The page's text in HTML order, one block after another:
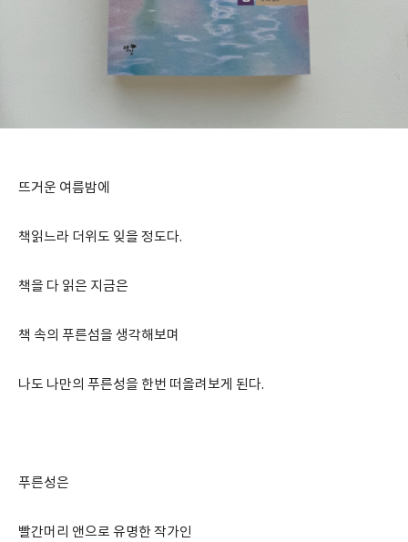
뜨거운 여름밤에
책읽느라 더위도 잊을 정도다.
책을 다 읽은 지금은
책 속의 푸른섬을 생각해보며
나도 나만의 푸른성을 한번 떠올려보게 된다.
푸른성은
빨간머리 앤으로 유명한 작가인